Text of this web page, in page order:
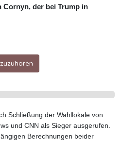
Cornyn, der bei Trump in
Schließung der Wahllokale von
und CNN als Sieger ausgerufen.
Berechnungen beider